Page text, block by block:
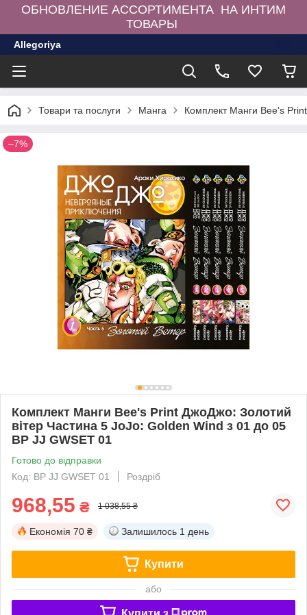
ОБНОВЛЕНИЕ АССОРТИМЕНТА НА ИНТИМ
ТОВАРЫ
Allegoriya
Товари та послуги Манга Комплект Манги Bee's
–7%
Комплект Манги Bee's Print ДжоДжо: Золотий
вітер Частина 5 JoJo: Golden Wind з 01 до 05
BP JJ GWSET 01
Готово до відправки
Код: BP JJ GWSET 01
Роздріб
968,55 ₴ 1 038,55 ₴
Економія 70 ₴ Залишилось 1 день
Купити
або